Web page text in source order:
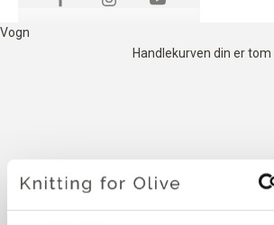
Vogn
Handlekurven din er tom
HEAVY MERINO
ER KOMPATIBELT